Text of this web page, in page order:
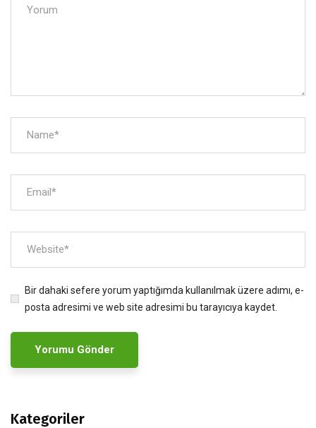
Bir dahaki sefere yorum yaptığımda kullanılmak üzere adımı, e-
posta adresimi ve web site adresimi bu tarayıcıya kaydet.
Kategoriler